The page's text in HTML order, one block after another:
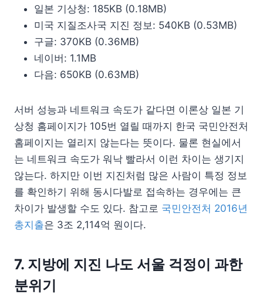
일본 기상청: 185KB (0.18MB)
미국 지질조사국 지진 정보: 540KB (0.53MB)
구글: 370KB (0.36MB)
네이버: 1.1MB
다음: 650KB (0.63MB)
서버 성능과 네트워크 속도가 같다면 이론상 일본 기
상청 홈페이지가 105번 열릴 때까지 한국 국민안전처
홈페이지는 열리지 않는다는 뜻이다. 물론 현실에서
는 네트워크 속도가 워낙 빨라서 이런 차이는 생기지
않는다. 하지만 이번 지진처럼 많은 사람이 특정 정보
를 확인하기 위해 동시다발로 접속하는 경우에는 큰
차이가 발생할 수도 있다. 참고로 국민안전처 2016년
총지출은 3조 2,114억 원이다.
7. 지방에 지진 나도 서울 걱정이 과한
분위기